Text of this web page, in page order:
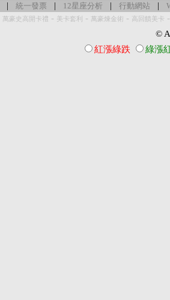
| 統一發票 | 12星座分析 | 行動網站 |
萬豪史高開卡禮 - 美卡套利 - 萬豪煉金術 - 高回饋美卡
©
紅漲綠跌
綠漲